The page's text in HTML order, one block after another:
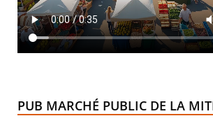
PUB MARCHÉ PUBLIC DE LA